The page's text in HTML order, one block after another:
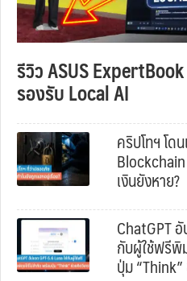
รีวิว ASUS
รองรับ Local AI
คริปโทฯ โด
เงินยังหาย?
ChatGPT
กับผู้ใช้ฟรีพิ
ปุ่ม